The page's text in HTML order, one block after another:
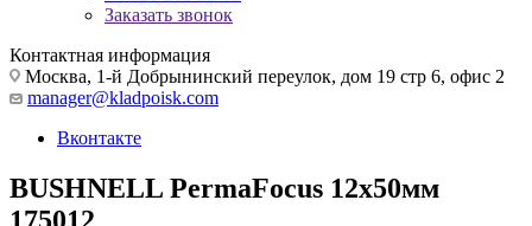
Заказать звонок
Контактная информация
Москва, 1-й Добрынинский переулок, дом 19 стр 6, офис 2
manager@kladpoisk.com
Вконтакте
BUSHNELL PermaFocus 12x50мм